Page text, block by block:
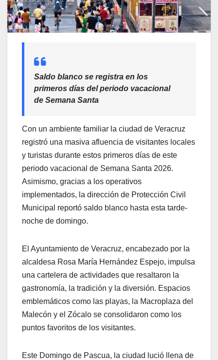
Saldo blanco se registra en los
primeros días del periodo vacacional
de Semana Santa
Con un ambiente familiar la ciudad de Veracruz
registró una masiva afluencia de visitantes locales
y turistas durante estos primeros días de este
periodo vacacional de Semana Santa 2026.
Asimismo, gracias a los operativos
implementados, la dirección de Protección Civil
Municipal reportó saldo blanco hasta esta tarde-
noche de domingo.
El Ayuntamiento de Veracruz, encabezado por la
alcaldesa Rosa María Hernández Espejo, impulsa
una cartelera de actividades que resaltaron la
gastronomía, la tradición y la diversión. Espacios
emblemáticos como las playas, la Macroplaza del
Malecón y el Zócalo se consolidaron como los
puntos favoritos de los visitantes.
Este Domingo de Pascua, la ciudad lució llena de